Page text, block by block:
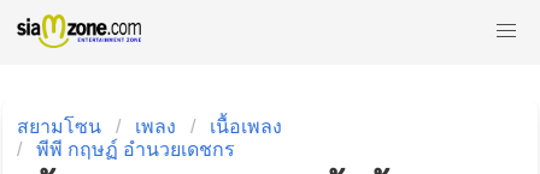
สยามโซน เพลง
เนื้อเพลง
พีพี กฤษฏ์ อำนวยเดชกร